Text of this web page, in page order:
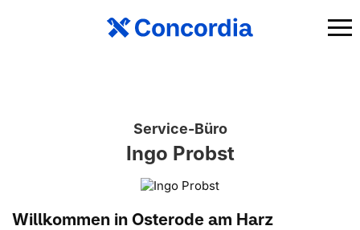
Service-Büro
Ingo Probst
Willkommen in Osterode am Harz